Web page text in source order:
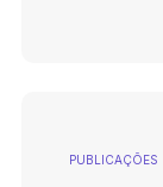
PUBLICAÇÕES